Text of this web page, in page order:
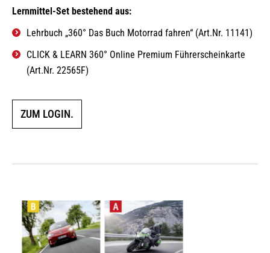
Lernmittel-Set bestehend aus:
Lehrbuch „360° Das Buch Motorrad fahren“ (Art.Nr. 11141)
CLICK & LEARN 360° Online Premium Führerscheinkarte
(Art.Nr. 22565F)
ZUM LOGIN.